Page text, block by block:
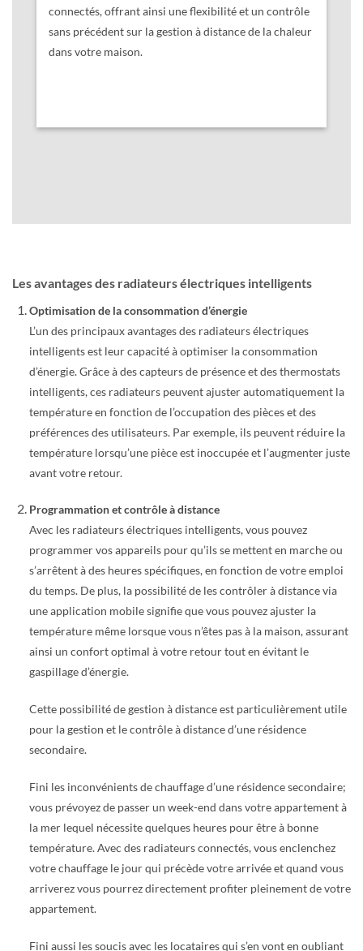
connectés, offrant ainsi une flexibilité et un contrôle
sans précédent sur la gestion à distance de la chaleur
dans votre maison.
Les avantages des radiateurs électriques intelligents
Optimisation de la consommation d’énergie
L’un des principaux avantages des radiateurs électriques
intelligents est leur capacité à optimiser la consommation
d’énergie. Grâce à des capteurs de présence et des thermostats
intelligents, ces radiateurs peuvent ajuster automatiquement la
température en fonction de l’occupation des pièces et des
préférences des utilisateurs. Par exemple, ils peuvent réduire la
température lorsqu’une pièce est inoccupée et l’augmenter juste
avant votre retour.
Programmation et contrôle à distance
Avec les radiateurs électriques intelligents, vous pouvez
programmer vos appareils pour qu’ils se mettent en marche ou
s’arrêtent à des heures spécifiques, en fonction de votre emploi
du temps. De plus, la possibilité de les contrôler à distance via
une application mobile signifie que vous pouvez ajuster la
température même lorsque vous n’êtes pas à la maison, assurant
ainsi un confort optimal à votre retour tout en évitant le
gaspillage d’énergie.
Cette possibilité de gestion à distance est particulièrement utile
pour la gestion et le contrôle à distance d’une résidence
secondaire.
Fini les inconvénients de chauffage d’une résidence secondaire;
vous prévoyez de passer un week-end dans votre appartement à
la mer lequel nécessite quelques heures pour être à bonne
température. Avec des radiateurs connectés, vous enclenchez
votre chauffage le jour qui précède votre arrivée et quand vous
arriverez vous pourrez directement profiter pleinement de votre
appartement.
Fini aussi les soucis avec les locataires qui s’en vont en oubliant